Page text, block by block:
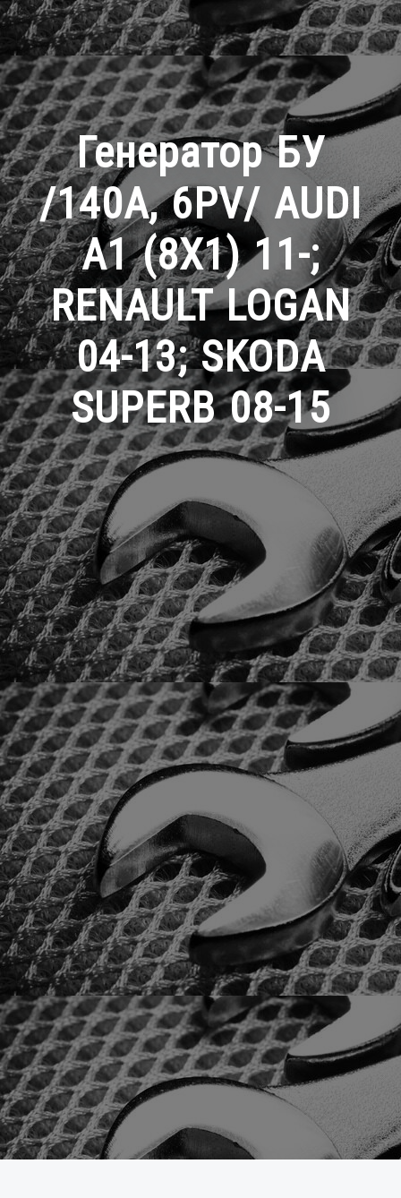
Генератор БУ
/140A, 6PV/ AUDI
A1 (8X1) 11-;
RENAULT LOGAN
04-13; SKODA
SUPERB 08-15